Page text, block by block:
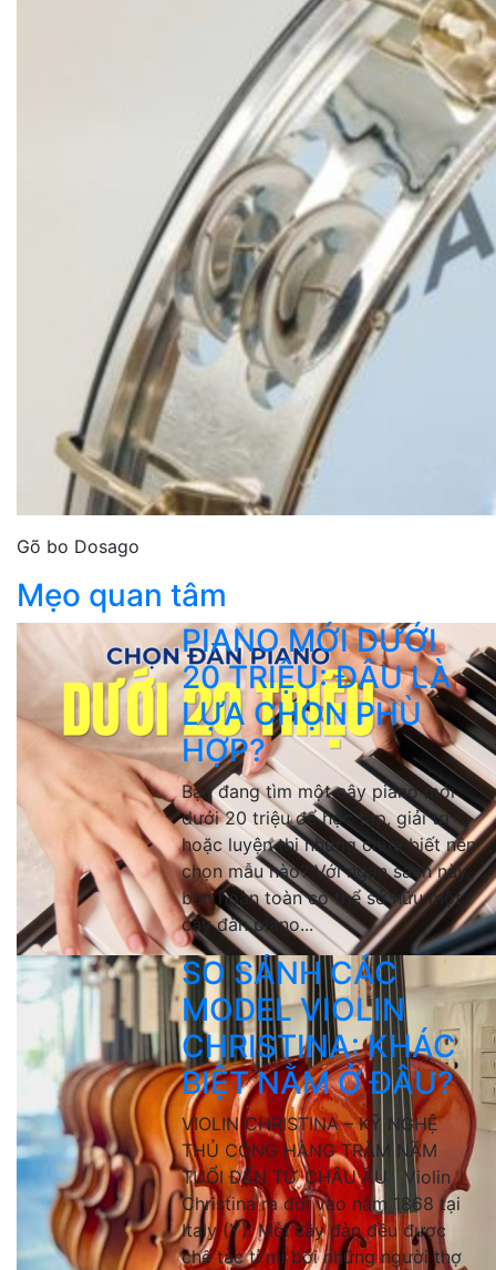
Gõ bo Dosago
Mẹo quan tâm
PIANO MỚI DƯỚI
20 TRIỆU: ĐÂU LÀ
LỰA CHỌN PHÙ
HỢP?
Bạn đang tìm một cây piano mới
dưới 20 triệu để học tập, giải trí
hoặc luyện thi nhưng chưa biết nên
chọn mẫu nào? Với ngân sách này,
bạn hoàn toàn có thể sở hữu một
cây đàn piano...
SO SÁNH CÁC
MODEL VIOLIN
CHRISTINA: KHÁC
BIỆT NẰM Ở ĐÂU?
VIOLIN CHRISTINA – KỸ NGHỆ
THỦ CÔNG HÀNG TRĂM NĂM
TUỔI ĐẾN TỪ CHÂU ÂU Violin
Christina ra đời vào năm 1868 tại
Italy (Ý). Mỗi cây đàn đều được
chế tác tỉ mỉ bởi những người thợ